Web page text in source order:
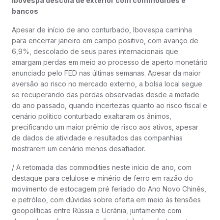
bancos
Apesar de início de ano conturbado, Ibovespa caminha
para encerrar janeiro em campo positivo, com avanço de
6,9%, descolado de seus pares internacionais que
amargam perdas em meio ao processo de aperto monetário
anunciado pelo FED nas últimas semanas. Apesar da maior
aversão ao risco no mercado externo, a bolsa local segue
se recuperando das perdas observadas desde a metade
do ano passado, quando incertezas quanto ao risco fiscal e
cenário político conturbado exaltaram os ânimos,
precificando um maior prêmio de risco aos ativos, apesar
de dados de atividade e resultados das companhias
mostrarem um cenário menos desafiador.
/ A retomada das commodities neste início de ano, com
destaque para celulose e minério de ferro em razão do
movimento de estocagem pré feriado do Ano Novo Chinês,
e petróleo, com dúvidas sobre oferta em meio às tensões
geopolíticas entre Rússia e Ucrânia, juntamente com